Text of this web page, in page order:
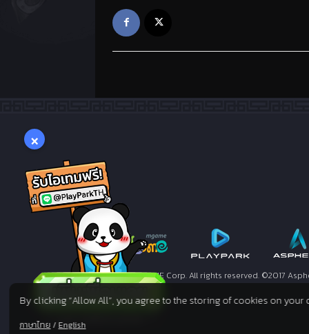
©2005. MGAME Corp. All rights reserved. ©2017
×
By clicking “Allow All”, you agree to the storing of cookies on
ภาษาไทย / English